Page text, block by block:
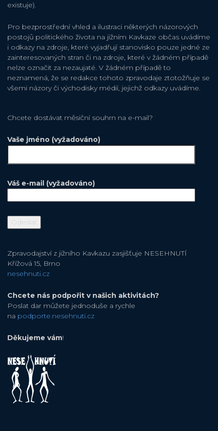
existuje).
Pro bezprostřední vhled a ilustraci některých názorových
postojů politického života na jižním Kavkaze občas uvádíme
i odkazy na zdroje, které vyjadřují stanovisko pouze jedné ze
zainteresovaných stran či na zdroje, které v žádném případě
nelze označit za nezaujaté. V žádném případě to
neznamená, že se redakce tohoto zpravodaje ztotožňuje se
všemi názory či východisky médií, jejichž odkazy uvádíme.
Chcete dostávat měsiční souhrn na e-mail?
Vaše jméno (vyžadováno)
Váš e-mail (vyžadováno)
Zpravodajství z jižního Kavkazu zasjišťuje NESEHNUTÍ
Křížová 15, Brno
nesehnuti.cz
Chcete nás podpořit v našich aktivitách?
Poslat dar můžete jednoduše a rychle
na podporte.nesehnuti.cz
Děkujeme vám!